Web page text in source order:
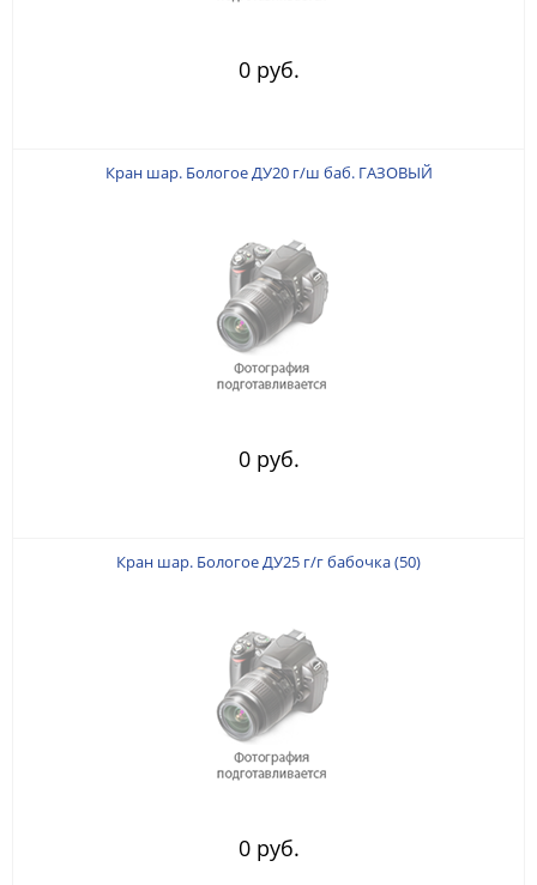
0 руб.
Кран шар. Бологое ДУ20 г/ш баб. ГАЗОВЫЙ
0 руб.
Кран шар. Бологое ДУ25 г/г бабочка (50)
0 руб.